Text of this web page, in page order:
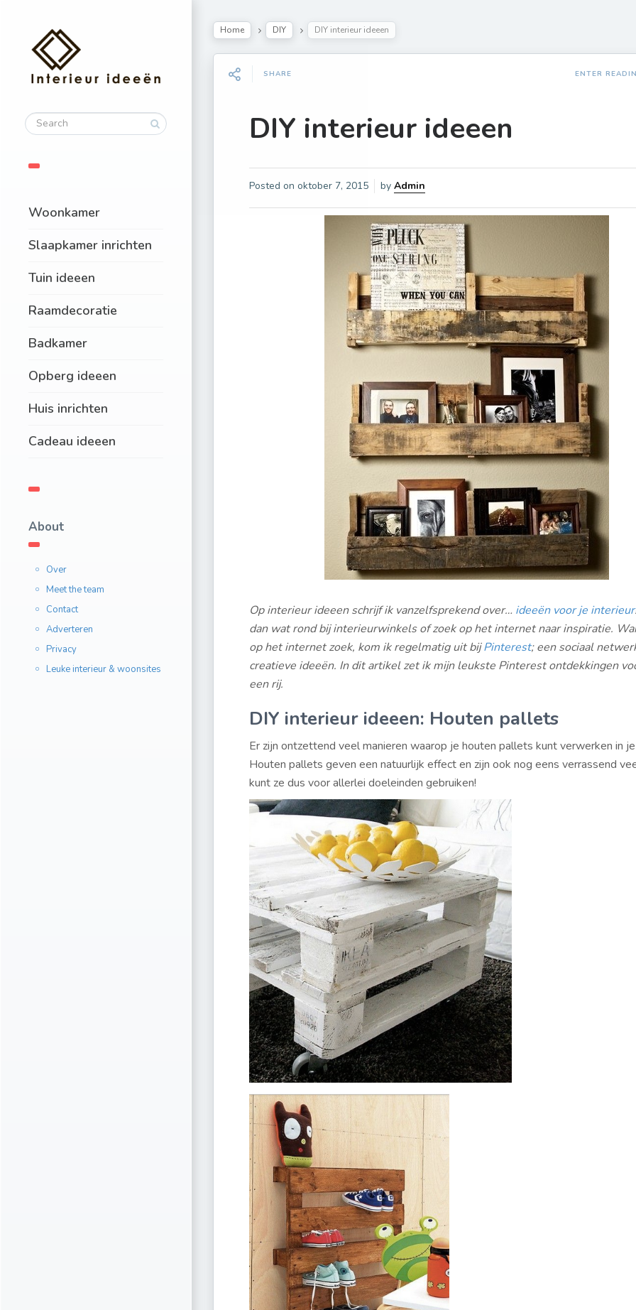
Woonkamer
Slaapkamer inrichten
Tuin ideeen
Raamdecoratie
Badkamer
Opberg ideeen
Huis inrichten
Cadeau ideeen
About
Over
Meet the team
Contact
Adverteren
Privacy
Leuke interieur & woonsites
Home DIY DIY interieur ideeen
SHARE ENTER
DIY interieur ideeen
Posted on oktober 7, 2015 by Admin
Op interieur ideeen schrijf ik vanzelfsprekend over… ideeën voor je interieur
dan wat rond bij interieurwinkels of zoek op het internet naar inspiratie.
op het internet zoek, kom ik regelmatig uit bijPinterest; een sociaal
creatieve ideeën. In dit artikel zet ik mijn leukste Pinterest ontdekkingen
een rij.
DIY interieur ideeen: Houten pallets
Er zijn ontzettend veel manieren waarop je houten pallets kunt verwerken in
Houten pallets geven een natuurlijk effect en zijn ook nog eens verrassend
kunt ze dus voor allerlei doeleinden gebruiken!